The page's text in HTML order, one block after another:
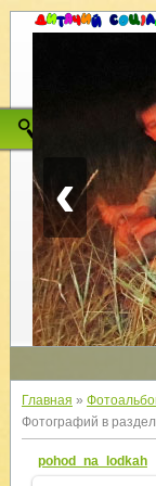
‹
Главная »
Фотографий в
pohod_na_lodkah